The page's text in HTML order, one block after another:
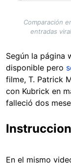
Comparación
entradas
Según la página
disponible pero
filme, T. Patrick
con Kubrick en
falleció dos
En el mismo